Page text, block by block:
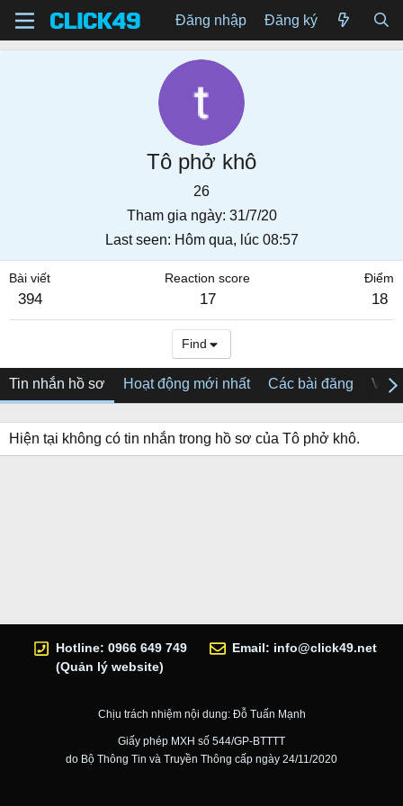
Đăng nhập Đăng ký
Tô phở khô
26
Tham gia ngày 31/7/20
Last seen
Hôm qua, lúc 08:57
Bài viết
394
Reaction score
17
Điểm
18
Find
Tin nhắn hồ sơ Hoạt động mới nhất Các bài đăng Về
Hiện tại không có tin nhắn trong hồ sơ của Tô phở khô.
Hotline: 0966 649 749
(Quản lý website)
Email: info@click49.net
Chịu trách nhiệm nội dung: Đỗ Tuấn Mạnh
Giấy phép MXH số 544/GP-BTTTT
do Bộ Thông Tin và Truyền Thông cấp ngày 24/11/2020